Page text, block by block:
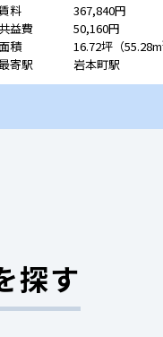
料
367,840円
共益費
50,160円
面積
16.72坪（55.28m²
寄駅
岩本町駅
探す